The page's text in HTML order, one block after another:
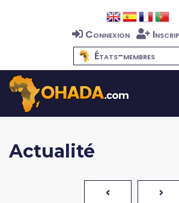
Connexion
États-membres
Actualité